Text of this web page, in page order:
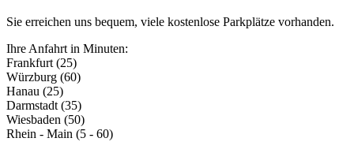
Sie erreichen uns bequem, viele kostenlose Parkplätze vorhanden.
Ihre Anfahrt in Minuten:
Frankfurt (25)
Würzburg (60)
Hanau (25)
Darmstadt (35)
Wiesbaden (50)
Rhein - Main (5 - 60)